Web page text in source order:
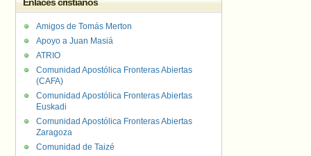
Amigos de Tomás Merton
Apoyo a Juan Masiá
ATRIO
Comunidad Apostólica Fronteras Abiertas
(CAFA)
Comunidad Apostólica Fronteras Abiertas
Euskadi
Comunidad Apostólica Fronteras Abiertas
Zaragoza
Comunidad de Taizé